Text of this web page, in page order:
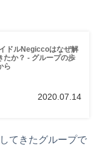
ドルNegiccoはなぜ解
たか？ - グループの歩
ら
2020.07.14
てきたグループで